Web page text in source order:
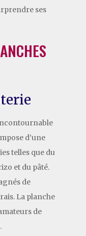
ses
d’une
telles que du
et du pâté.
de
La planche
de